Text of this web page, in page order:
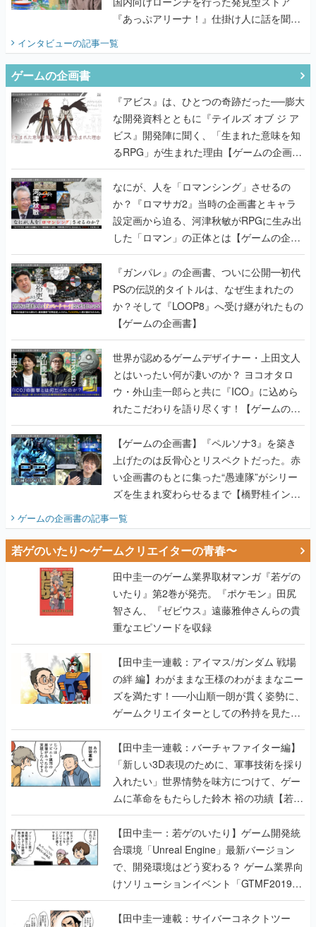
『あっぷアリーナ！』仕掛け人に話を聞い
てみた
インタビューの記事一覧
ゲームの企画書
『アビス』は、ひとつの奇跡だった──膨大
な開発資料とともに『テイルズ オブ ジ ア
ビス』開発陣に聞く、「生まれた意味を知
るRPG」が生まれた理由【ゲームの企画
書】
なにが、人を「ロマンシング」させるの
か？『ロマサガ2』当時の企画書とキャラ
設定画から迫る、河津秋敏がRPGに生み出
した「ロマン」の正体とは【ゲームの企画
書】
『ガンパレ』の企画書、ついに公開━初代
PSの伝説的タイトルは、なぜ生まれたの
か？そして『LOOP8』へ受け継がれたもの
【ゲームの企画書】
世界が認めるゲームデザイナー・上田文人
とはいったい何が凄いのか？ ヨコオタロ
ウ・外山圭一郎らと共に『ICO』に込めら
れたこだわりを語り尽くす！【ゲームの企
画書】
【ゲームの企画書】『ペルソナ3』を築き
上げたのは反骨心とリスペクトだった。赤
い企画書のもとに集った“愚連隊”がシリー
ズを生まれ変わらせるまで【橋野桂インタ
ビュー】
ゲームの企画書の記事一覧
若ゲのいたり〜ゲームクリエイターの青春〜
田中圭一のゲーム業界取材マンガ『若ゲの
いたり』第2巻が発売。『ポケモン』田尻
智さん、『ゼビウス』遠藤雅伸さんらの貴
重なエピソードを収録
【田中圭一連載：アイマス/ガンダム 戦場
の絆 編】わがままな王様のわがままなニー
ズを満たす！──小山順一朗が貫く姿勢に、
ゲームクリエイターとしての矜持を見た
【若ゲのいたり最終回】
【田中圭一連載：バーチャファイター編】
「新しい3D表現のために、軍事技術を採り
入れたい」世界情勢を味方につけて、ゲー
ムに革命をもたらした鈴木 裕の功績【若ゲ
のいたり】
【田中圭一：若ゲのいたり】ゲーム開発統
合環境「Unreal Engine」最新バージョン
で、開発環境はどう変わる？ ゲーム業界向
けソリューションイベント「GTMF2019」
に行って、より理解を深めよう【PR】
【田中圭一連載：サイバーコネクトツー